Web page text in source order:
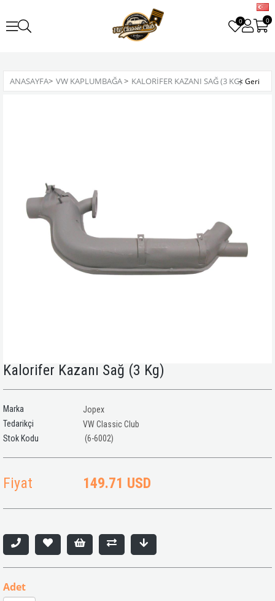
0 0
ANASAYFA> VW KAPLUMBAĞA> KALORIFER KAZANI SAĞ (3 KG)
Kalorifer Kazanı Sağ (3 Kg)
Marka
Jopex
Tedarikçi
VW Classic Club
(6-6002)
Fiyat 149.71 USD
Adet